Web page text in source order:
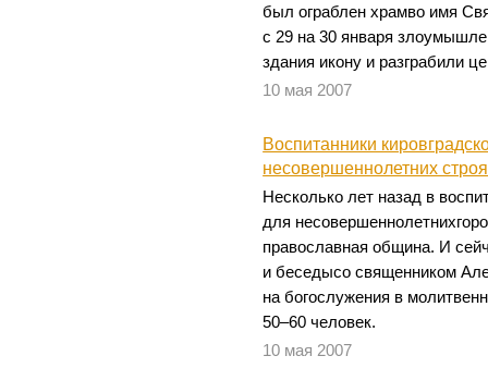
был ограблен храмво имя
с 29 на 30 января
здания икону и разграбили
10 мая 2007
Воспитанники
несовершеннолетних
Несколько лет назад в
для
православная община. И
и беседысо священником
на богослужения в
50–60 человек.
10 мая 2007